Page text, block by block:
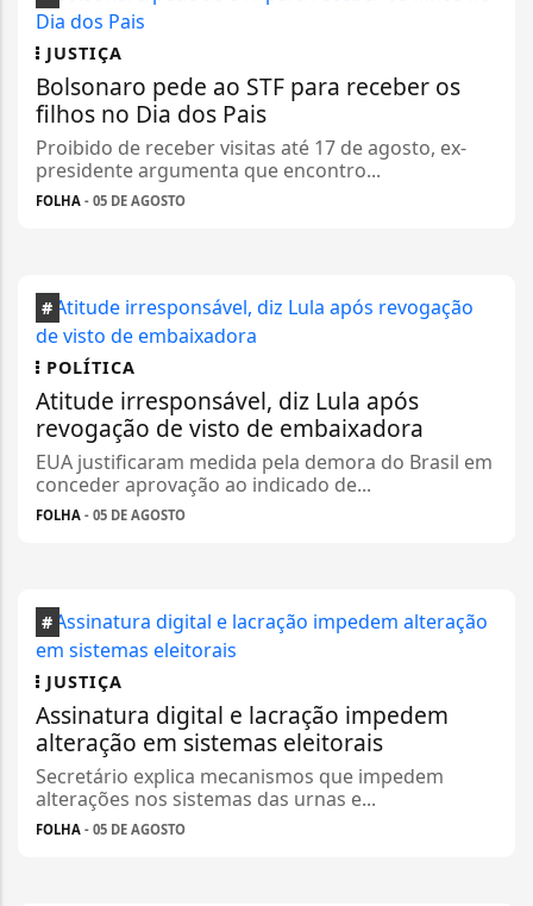
JUSTIÇA
Bolsonaro pede ao STF para receber os
filhos no Dia dos Pais
Proibido de receber visitas até 17 de agosto, ex-
presidente argumenta que encontro...
FOLHA - 05 DE AGOSTO
#
POLÍTICA
Atitude irresponsável, diz Lula após
revogação de visto de embaixadora
EUA justificaram medida pela demora do Brasil em
conceder aprovação ao indicado de...
FOLHA - 05 DE AGOSTO
#
JUSTIÇA
Assinatura digital e lacração impedem
alteração em sistemas eleitorais
Secretário explica mecanismos que impedem
alterações nos sistemas das urnas e...
FOLHA - 05 DE AGOSTO